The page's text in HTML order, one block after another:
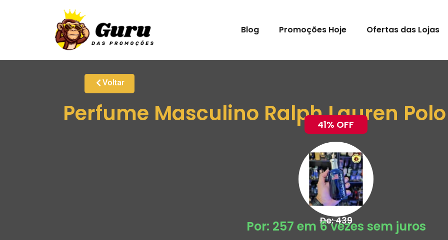
Blog Promoções Hoje Ofertas das Lojas
Voltar
Perfume Masculino Ralph Lauren Polo
41% OFF
De: 439
Por: 257 em 6 vezes sem juros